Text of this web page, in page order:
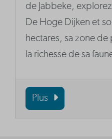
de Jabbeke,
De Hoge Dijken et
hectares, sa zone
la richesse de sa
Plus